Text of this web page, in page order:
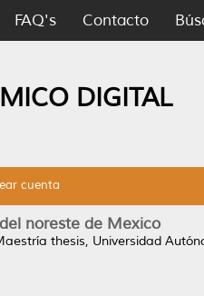
FAQ's Contacto
DIGITAL
cuenta
noreste de Mexico
thesis, Universidad